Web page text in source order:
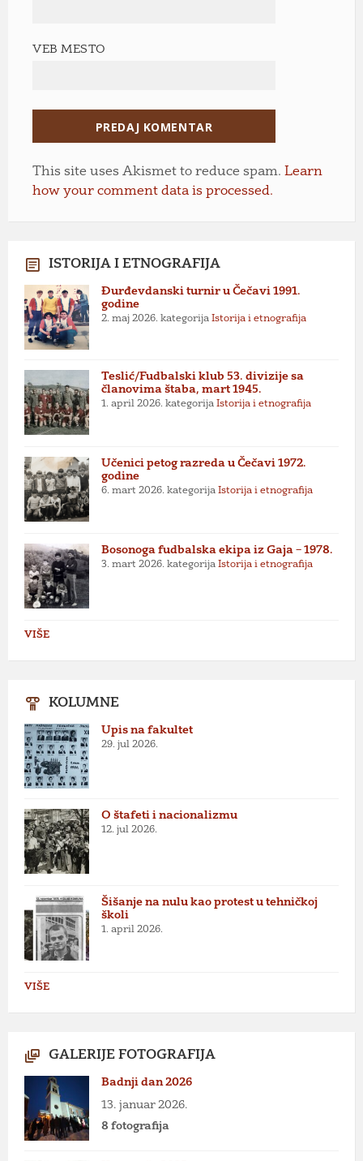
VEB MESTO
This site uses Akismet to reduce spam. Learn
how your comment data is processed.
ISTORIJA I ETNOGRAFIJA
Đurđevdanski turnir u Čečavi 1991.
godine
2. maj 2026. kategorija Istorija i etnografija
Teslić/Fudbalski klub 53. divizije sa
članovima štaba, mart 1945.
1. april 2026. kategorija Istorija i etnografija
Učenici petog razreda u Čečavi 1972.
godine
6. mart 2026. kategorija Istorija i etnografija
Bosonoga fudbalska ekipa iz Gaja – 1978.
3. mart 2026. kategorija Istorija i etnografija
VIŠE
KOLUMNE
Upis na fakultet
29. jul 2026.
O štafeti i nacionalizmu
12. jul 2026.
Šišanje na nulu kao protest u tehničkoj
školi
1. april 2026.
VIŠE
GALERIJE FOTOGRAFIJA
Badnji dan 2026
13. januar 2026.
8 fotografija